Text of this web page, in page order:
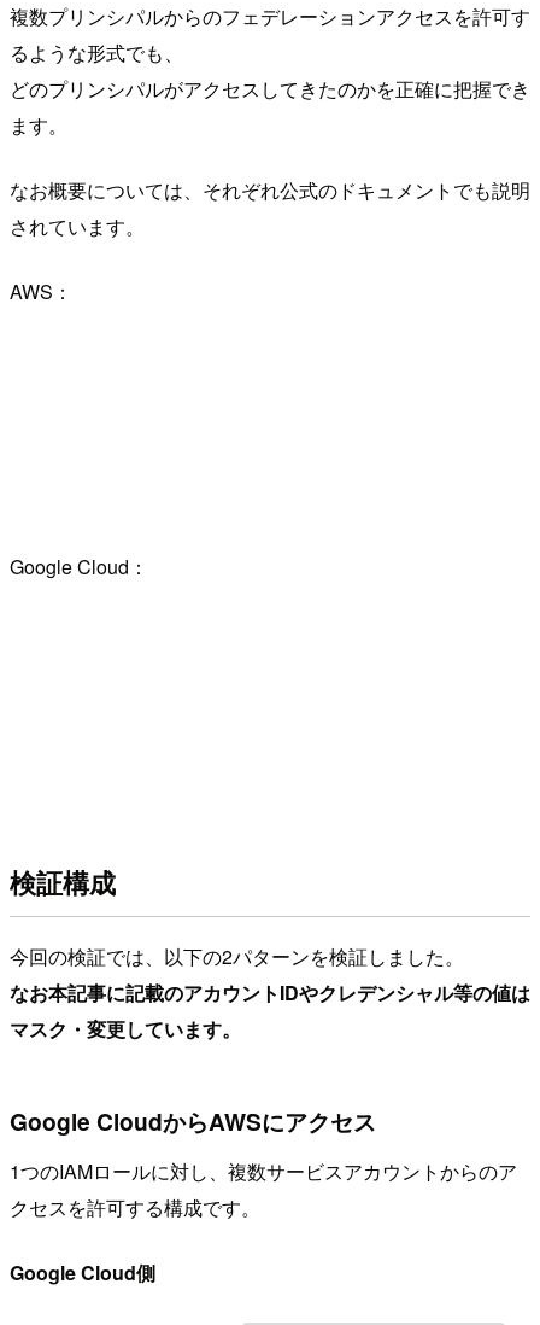
複数プリンシパルからのフェデレーションアクセスを許可す
るような形式でも、
どのプリンシパルがアクセスしてきたのかを正確に把握でき
ます。
なお概要については、それぞれ公式のドキュメントでも説明
されています。
AWS：
Google Cloud：
検証構成
今回の検証では、以下の2パターンを検証しました。
なお本記事に記載のアカウントIDやクレデンシャル等の値は
マスク・変更しています。
Google CloudからAWSにアクセス
1つのIAMロールに対し、複数サービスアカウントからのア
クセスを許可する構成です。
Google Cloud側